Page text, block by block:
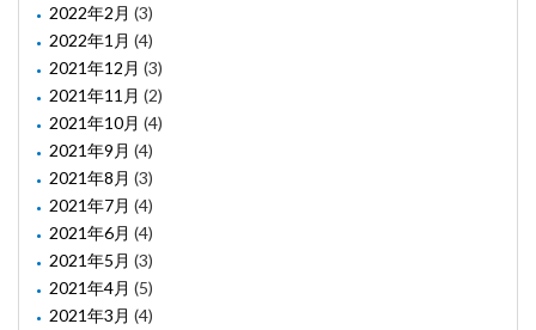
2022年2月 (3)
2022年1月 (4)
2021年12月 (3)
2021年11月 (2)
2021年10月 (4)
2021年9月 (4)
2021年8月 (3)
2021年7月 (4)
2021年6月 (4)
2021年5月 (3)
2021年4月 (5)
2021年3月 (4)